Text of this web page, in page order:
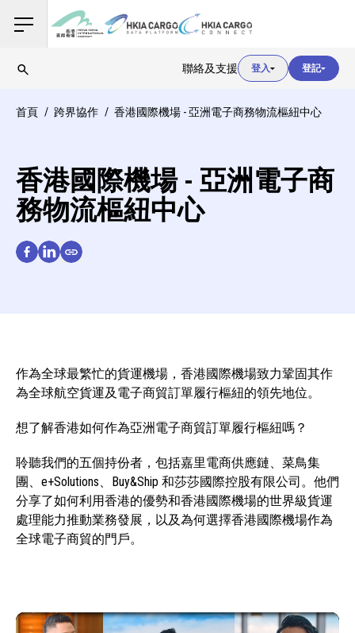
聯絡及支援 登入
用戶登入
用戶登入
用戶登入
登記
首頁 跨界協作 香港國際機場 - 亞洲電子商務物流樞紐中心
香港國際機場 - 亞洲電子商
務物流樞紐中心
作為全球最繁忙的貨運機場，香港國際機場致力鞏固其作
為全球航空貨運及電子商貿訂單履行樞紐的領先地位。
想了解香港如何作為亞洲電子商貿訂單履行樞紐嗎？
聆聽我們的五個持份者，包括嘉里電商供應鏈、菜鳥集
團、e+Solutions、Buy&Ship 和莎莎國際控股有限公司。他們
分享了如何利用香港的優勢和香港國際機場的世界級貨運
處理能力推動業務發展，以及為何選擇香港國際機場作為
全球電子商貿的門戶。